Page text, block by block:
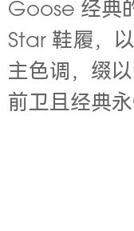
Goose 经典
Star 鞋履，
主色调，缀
前卫且经典